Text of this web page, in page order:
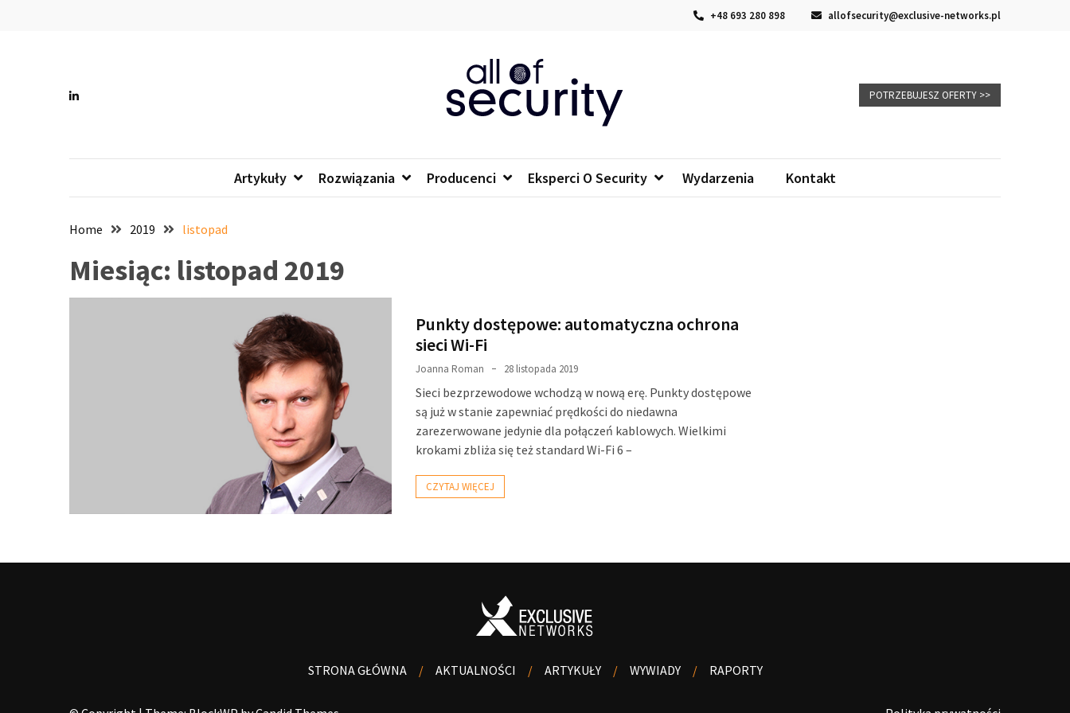
+48 693 280 898 allofsecurity@exclusive-networks.pl
All of security
POTRZEBUJESZ OFERTY >>
Artykuły Rozwiązania Producenci Eksperci O Security Wydarzenia Kontakt
Home 2019 listopad
Miesiąc: listopad 2019
Punkty dostępowe: automatyczna ochrona
sieci Wi-Fi
Joanna Roman 28 listopada 2019
Sieci bezprzewodowe wchodzą w nową erę. Punkty dostępowe
są już w stanie zapewniać prędkości do niedawna
zarezerwowane jedynie dla połączeń kablowych. Wielkimi
krokami zbliża się też standard Wi-Fi 6 –
CZYTAJ WIĘCEJ
STRONA GŁÓWNA AKTUALNOŚCI ARTYKUŁY WYWIADY RAPORTY